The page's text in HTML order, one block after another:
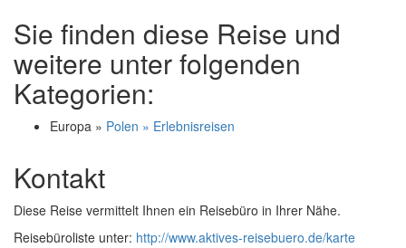
Sie finden diese Reise und
weitere unter folgenden
Kategorien:
Europa » Polen » Erlebnisreisen
Kontakt
Diese Reise vermittelt Ihnen ein Reisebüro in Ihrer Nähe.
Reisebüroliste unter: http://www.aktives-reisebuero.de/karte